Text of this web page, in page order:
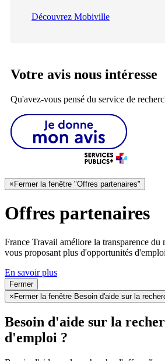
Découvrez Mobiville
Votre avis nous intéresse
Qu'avez-vous pensé du service de
× Fermer la fenêtre "Offres partenaires"
Offres partenaires
France Travail améliore la transparence du
vous proposant plus d'opportunités
En savoir plus
Fermer
×Fermer la fenêtre Besoin d'aide sur la
Besoin d'aide sur la
d'emploi ?